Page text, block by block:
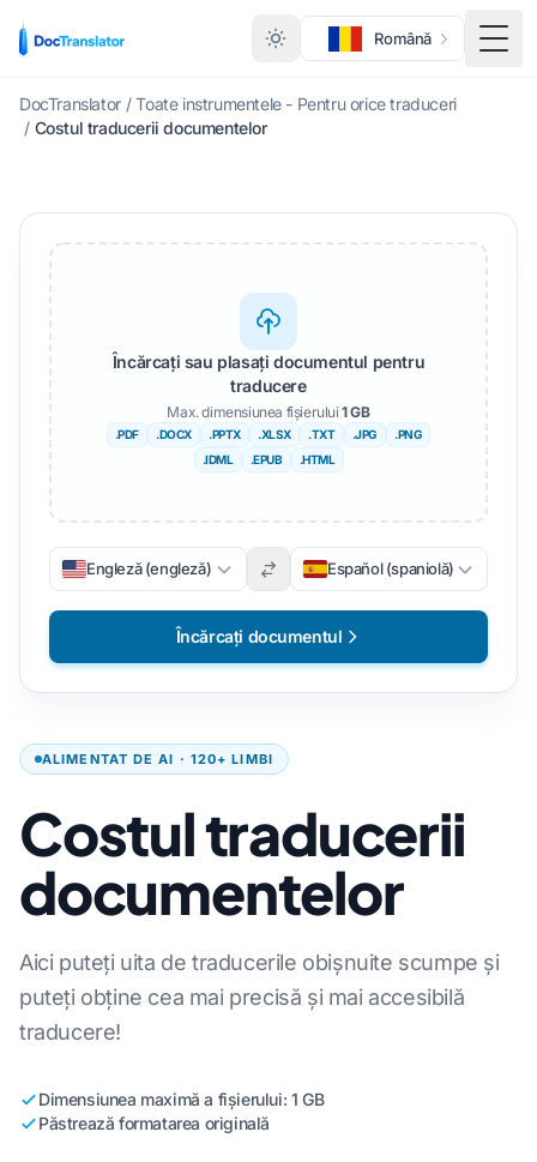
Română
DocTranslator / Toate instrumentele - Pentru orice traduceri
/ Costul traducerii documentelor
ALIMENTAT DE AI · 120+ LIMBI
Costul traducerii
documentelor
Aici puteți uita de traducerile obișnuite scumpe și
puteți obține cea mai precisă și mai accesibilă
traducere!
Dimensiunea maximă a fișierului: 1 GB
Păstrează formatarea originală
Încărcați sau plasați documentul pentru
traducere
Max. dimensiunea fișierului1 GB
.PDF .DOCX .PPTX .XLSX .TXT .JPG
.PNG
.IDML
.EPUB .HTML
Engleză (engleză) Español (spaniolă)
Încărcați documentul